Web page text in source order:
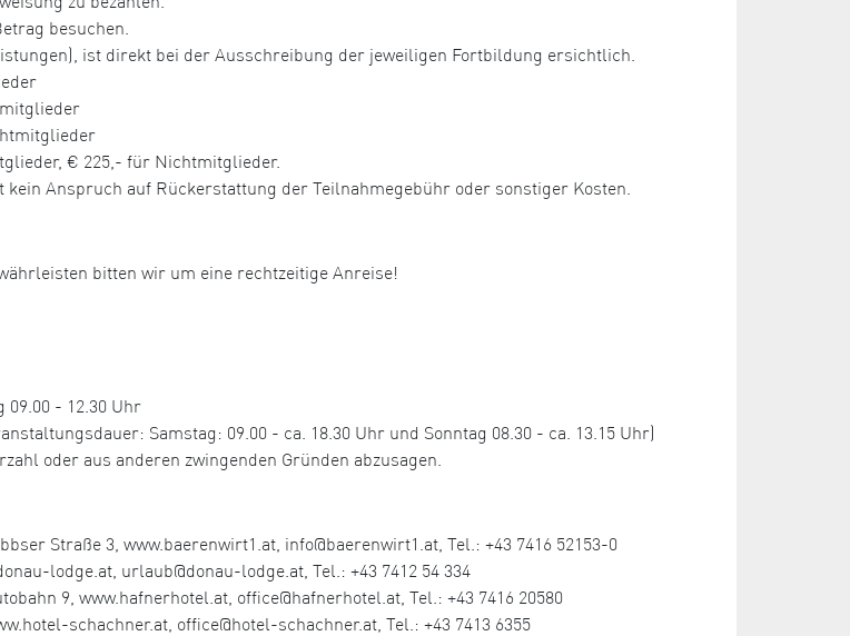
besuchen.
ist direkt bei der Ausschreibung der jeweiligen Fortbildung ersichtlich.
€ 225,- für Nichtmitglieder.
Anspruch auf Rückerstattung der Teilnahmegebühr oder sonstiger Kosten.
bitten wir um eine rechtzeitige Anreise!
09.00 - 12.30 Uhr
Samstag: 09.00 - ca. 18.30 Uhr und Sonntag 08.30 - ca. 13.15 Uhr)
oder aus anderen zwingenden Gründen abzusagen.
Straße 3, www.baerenwirt1.at, info@baerenwirt1.at, Tel.: +43 7416 52153-0
lodge.at, urlaub@donau-lodge.at, Tel.: +43 7412 54 334
9, www.hafnerhotel.at, office@hafnerhotel.at, Tel.: +43 7416 20580
schachner.at, office@hotel-schachner.at, Tel.: +43 7413 6355